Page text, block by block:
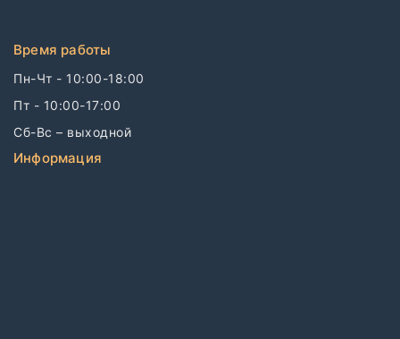
Время работы
Пн-Чт - 10:00-18:00
Пт - 10:00-17:00
Сб-Вс – выходной
Информация